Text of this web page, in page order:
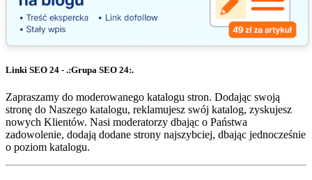
Linki SEO 24 - .:Grupa SEO 24:.
Zapraszamy do moderowanego katalogu stron. Dodając swoją
stronę do Naszego katalogu, reklamujesz swój katalog, zyskujesz
nowych Klientów. Nasi moderatorzy dbając o Państwa
zadowolenie, dodają dodane strony najszybciej, dbając jednocześnie
o poziom katalogu.